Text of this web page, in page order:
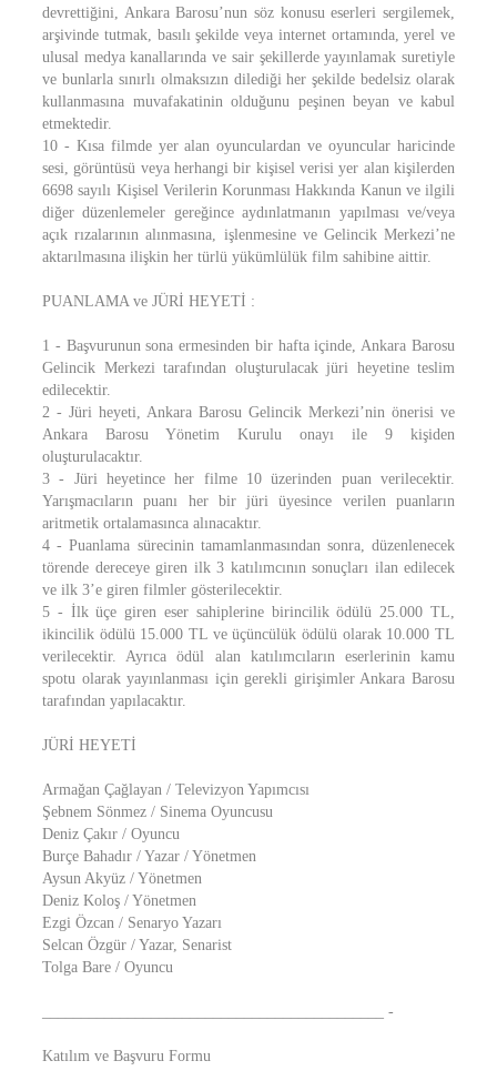
devrettiğini, Ankara Barosu’nun söz konusu eserleri sergilemek,
arşivinde tutmak, basılı şekilde veya internet ortamında, yerel ve
ulusal medya kanallarında ve sair şekillerde yayınlamak suretiyle
ve bunlarla sınırlı olmaksızın dilediği her şekilde bedelsiz olarak
kullanmasına muvafakatinin olduğunu peşinen beyan ve kabul
etmektedir.
10 - Kısa filmde yer alan oyunculardan ve oyuncular haricinde
sesi, görüntüsü veya herhangi bir kişisel verisi yer alan kişilerden
6698 sayılı Kişisel Verilerin Korunması Hakkında Kanun ve ilgili
diğer düzenlemeler gereğince aydınlatmanın yapılması ve/veya
açık rızalarının alınmasına, işlenmesine ve Gelincik Merkezi’ne
aktarılmasına ilişkin her türlü yükümlülük film sahibine aittir.
PUANLAMA ve JÜRİ HEYETİ :
1 - Başvurunun sona ermesinden bir hafta içinde, Ankara Barosu
Gelincik Merkezi tarafından oluşturulacak jüri heyetine teslim
edilecektir.
2 - Jüri heyeti, Ankara Barosu Gelincik Merkezi’nin önerisi ve
Ankara Barosu Yönetim Kurulu onayı ile 9 kişiden
oluşturulacaktır.
3 - Jüri heyetince her filme 10 üzerinden puan verilecektir.
Yarışmacıların puanı her bir jüri üyesince verilen puanların
aritmetik ortalamasınca alınacaktır.
4 - Puanlama sürecinin tamamlanmasından sonra, düzenlenecek
törende dereceye giren ilk 3 katılımcının sonuçları ilan edilecek
ve ilk 3’e giren filmler gösterilecektir.
5 - İlk üçe giren eser sahiplerine birincilik ödülü 25.000 TL,
ikincilik ödülü 15.000 TL ve üçüncülük ödülü olarak 10.000 TL
verilecektir. Ayrıca ödül alan katılımcıların eserlerinin kamu
spotu olarak yayınlanması için gerekli girişimler Ankara Barosu
tarafından yapılacaktır.
JÜRİ HEYETİ
Armağan Çağlayan / Televizyon Yapımcısı
Şebnem Sönmez / Sinema Oyuncusu
Deniz Çakır / Oyuncu
Burçe Bahadır / Yazar / Yönetmen
Aysun Akyüz / Yönetmen
Deniz Koloş / Yönetmen
Ezgi Özcan / Senaryo Yazarı
Selcan Özgür / Yazar, Senarist
Tolga Bare / Oyuncu
____________________________________________ -
Katılım ve Başvuru Formu